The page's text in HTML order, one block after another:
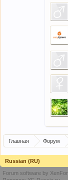
Главная Форум
Russian (RU)
Forum software by